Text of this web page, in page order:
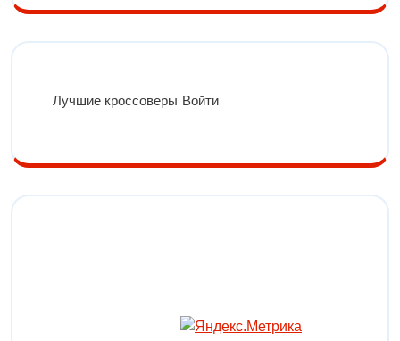
Лучшие кроссоверы Войти